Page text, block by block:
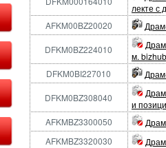
лекте с
AFKM00BZ20020
DFKM0BZ224010
м.
DFKM0BI227010
DFKM0BZ308040
и
AFKMBZ3300050
AFKMBZ3320030